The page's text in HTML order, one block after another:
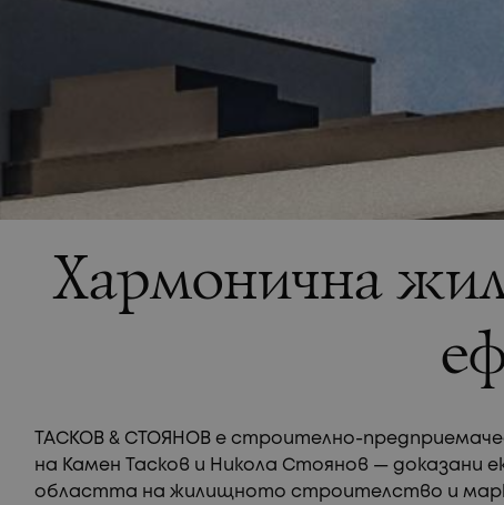
Хармонична
ТАСКОВ & СТОЯНОВ е строително-
на Камен Тасков и Никола Стоянов — доказани
областта на жилищното строителство и